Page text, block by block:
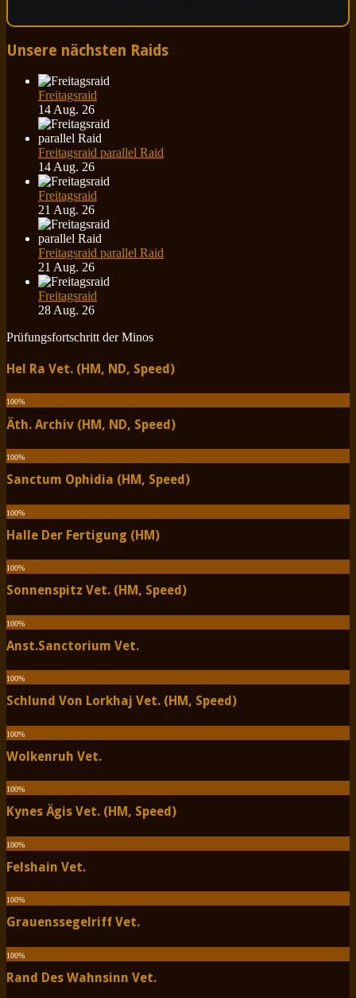
Unsere nächsten Raids
Freitagsraid
14 Aug. 26
Freitagsraid parallel Raid
14 Aug. 26
Freitagsraid
21 Aug. 26
Freitagsraid parallel Raid
21 Aug. 26
Freitagsraid
28 Aug. 26
Prüfungsfortschritt der Minos
Hel Ra Vet. (HM, ND, Speed)
100%
Äth. Archiv (HM, ND, Speed)
100%
Sanctum Ophidia (HM, Speed)
100%
Halle Der Fertigung (HM)
100%
Sonnenspitz Vet. (HM, Speed)
100%
Anst.Sanctorium Vet.
100%
Schlund Von Lorkhaj Vet. (HM, Speed)
100%
Wolkenruh Vet.
100%
Kynes Ägis Vet. (HM, Speed)
100%
Felshain Vet.
100%
Grauenssegelriff Vet.
100%
Rand Des Wahnsinn Vet.